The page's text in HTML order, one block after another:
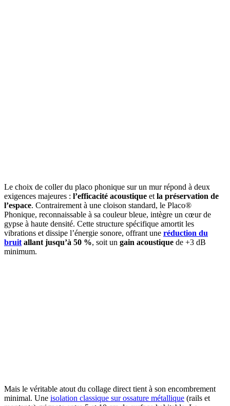
Le choix de coller du placo phonique sur un mur répond à deux
exigences majeures : l’efficacité acoustique et la préservation de
l’espace. Contrairement à une cloison standard, le Placo®
Phonique, reconnaissable à sa couleur bleue, intègre un cœur de
gypse à haute densité. Cette structure spécifique amortit les
vibrations et dissipe l’énergie sonore, offrant une réduction du
bruit allant jusqu’à 50 %, soit un gain acoustique de +3 dB
minimum.
Mais le véritable atout du collage direct tient à son encombrement
minimal. Une isolation classique sur ossature métallique (rails et